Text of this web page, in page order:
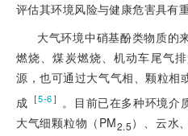
评估其环境风险与健康危害具有
大气环境中硝基酚类物质的
燃烧、煤炭燃烧、机动车尾气
源，也可通过大气气相、颗粒相
成 ［5-6］ 。目前已在多种环境介
大气细颗粒物（PM2.5）、云水